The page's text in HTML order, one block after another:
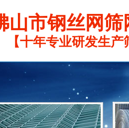
山市钢丝网筛
【十年专业研发生产